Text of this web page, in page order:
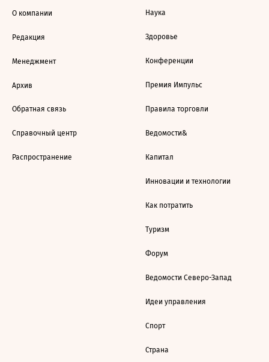
О компании
Редакция
Менеджмент
Архив
Обратная связь
Справочный центр
Распространение
Наука
Здоровье
Конференции
Премия Импульс
Правила торговли
Ведомости&
Капитал
Инновации и технологии
Как потратить
Туризм
Форум
Ведомости Северо-Запад
Идеи управления
Спорт
Страна